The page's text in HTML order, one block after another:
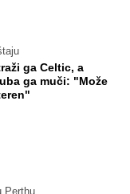
ga Celtic, a
ga muči: "Može
Perthu